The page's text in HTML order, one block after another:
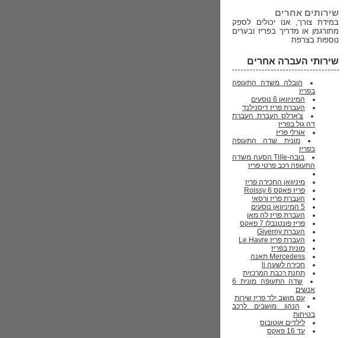
שירותים אחרים
במידת צורך, אנו יכולים לספק
מתורגמן או מדריך בפריז ובערים
נוספות בצרפת
שירותי העברה אחרים
הובלה משדה התעופה
בפריז
המיניוואן 6 נוסעים
העברת פריז דיסנילנד
צ'ארלס העברת העברת
דה גול בפריז
אורלי פריז
מונית שדה התעופה
בפריז
בובה-Tille הסעה משדה
התעופה רכב פרטי פריז
מיניוואן החכירה פריז
פריז פאקס Roissy 6
העברת פריז ורסאי
5 המיניוואן נוסעים
העברת פריז לה מאן
פריז פונטנבלו 7 פאקס
העברת Giverny
העברת פריז Le Havre
מונית בפריז
Mercedess תאנה
חכירה לשעה li
תחנת רכבת המרכזית
שדה התעופה מונית 6
אנשים
עם מושב ילד פריז שירות
הנהג מושבים לרכב
בטיחות
לילדים אוטובוס
עד 16 פאקס